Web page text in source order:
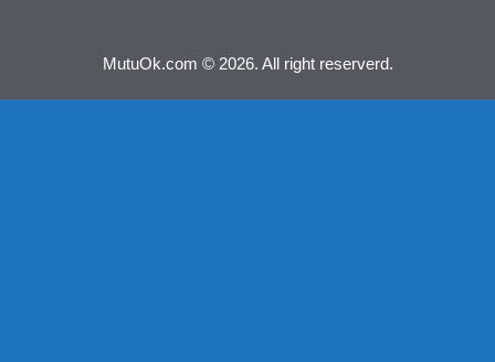
MutuOk.com © 2026. All right reserverd.